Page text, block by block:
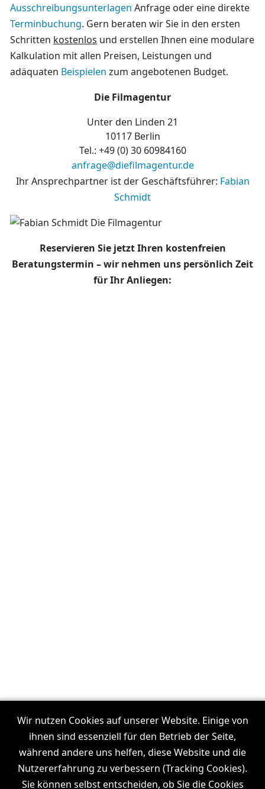
Ausschreibungsunterlagen Anfrage oder eine direkte
Terminbuchung. Gern beraten wir Sie in den ersten
Schritten kostenlos und erstellen Ihnen eine modulare
Kalkulation mit allen Preisen, Leistungen und
adäquaten Beispielen zum angebotenen Budget.
Die Filmagentur
Unter den Linden 21
10117 Berlin
Tel.: +49 (0)30 60984160
anfrage@diefilmagentur.de
Ihr Ansprechpartner ist der Geschäftsführer: Fabian
Schmidt
Reservieren Sie jetzt Ihren kostenfreien
Beratungstermin – wir nehmen uns persönlich Zeit
für Ihr Anliegen:
Unsere Filmproduktionen in:
Frankfurt
Dresden Leipzig I München I Stuttgart I Köln
Hamburg
Wir nutzen Cookies auf unserer Website. Einige von
ihnen sind essenziell für den Betrieb der Seite,
während andere uns helfen, diese Website und die
Nutzererfahrung zu verbessern (Tracking Cookies).
Sie können selbst entscheiden, ob Sie die Cookies